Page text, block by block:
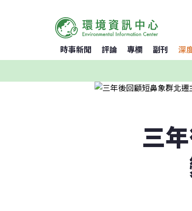
時事新聞 評論 專欄 副刊 深
三